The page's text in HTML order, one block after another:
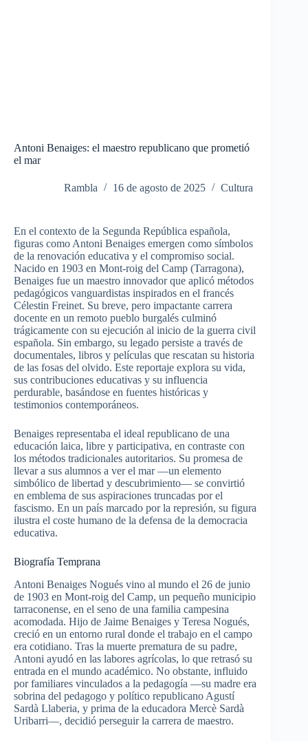
Antoni Benaiges: el maestro republicano que prometió
el mar
Rambla 16 de agosto de 2025 Cultura
En el contexto de la Segunda República española,
figuras como Antoni Benaiges emergen como símbolos
de la renovación educativa y el compromiso social.
Nacido en 1903 en Mont-roig del Camp (Tarragona),
Benaiges fue un maestro innovador que aplicó métodos
pedagógicos vanguardistas inspirados en el francés
Célestin Freinet. Su breve, pero impactante carrera
docente en un remoto pueblo burgalés culminó
trágicamente con su ejecución al inicio de la guerra civil
española. Sin embargo, su legado persiste a través de
documentales, libros y películas que rescatan su historia
de las fosas del olvido. Este reportaje explora su vida,
sus contribuciones educativas y su influencia
perdurable, basándose en fuentes históricas y
testimonios contemporáneos.
Benaiges representaba el ideal republicano de una
educación laica, libre y participativa, en contraste con
los métodos tradicionales autoritarios. Su promesa de
llevar a sus alumnos a ver el mar —un elemento
simbólico de libertad y descubrimiento— se convirtió
en emblema de sus aspiraciones truncadas por el
fascismo. En un país marcado por la represión, su figura
ilustra el coste humano de la defensa de la democracia
educativa.
Biografía Temprana
Antoni Benaiges Nogués vino al mundo el 26 de junio
de 1903 en Mont-roig del Camp, un pequeño municipio
tarraconense, en el seno de una familia campesina
acomodada. Hijo de Jaime Benaiges y Teresa Nogués,
creció en un entorno rural donde el trabajo en el campo
era cotidiano. Tras la muerte prematura de su padre,
Antoni ayudó en las labores agrícolas, lo que retrasó su
entrada en el mundo académico. No obstante, influido
por familiares vinculados a la pedagogía —su madre era
sobrina del pedagogo y político republicano Agustí
Sardà Llaberia, y prima de la educadora Mercè Sardà
Uribarri—, decidió perseguir la carrera de maestro.